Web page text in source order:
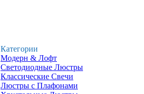
Категории
Модерн & Лофт
Светодиодные Люстры
Классические Свечи
Люстры с Плафонами